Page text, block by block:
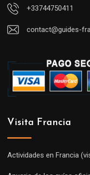
+33744750411
contact@guides-
Visita Francia
Actividades en Francia